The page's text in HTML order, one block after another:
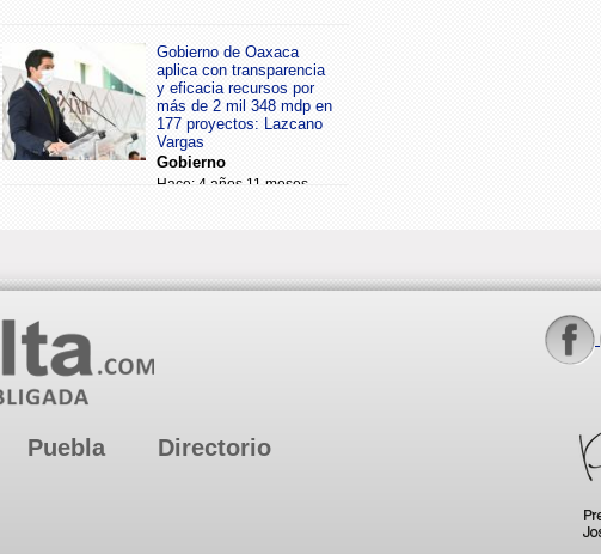
Gobierno de Oaxaca
aplica con transparencia
y eficacia recursos por
más de 2 mil 348 mdp en
177 proyectos: Lazcano
Vargas
Gobierno
Hace: 4 años 11 meses
Puebla Directorio